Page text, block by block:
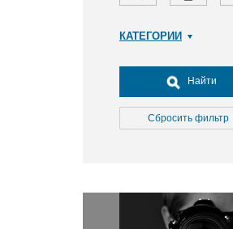
КАТЕГОРИИ
Досуг, туризм и отдых
Культура
Медицина
Окружающая среда
Политика
Найти
Сбросить фильтр